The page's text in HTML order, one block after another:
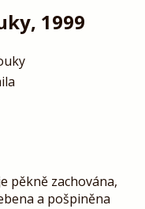
1999
pěkně zachována,
a pošpiněna